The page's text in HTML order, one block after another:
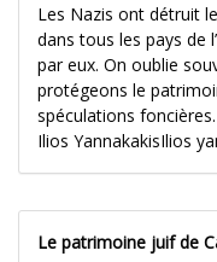
Les Nazis ont détruit
dans tous les pays de
par eux. On oublie
protégeons le
spéculations foncières.
Ilios YannakakisIlios
Le patrimoine juif de